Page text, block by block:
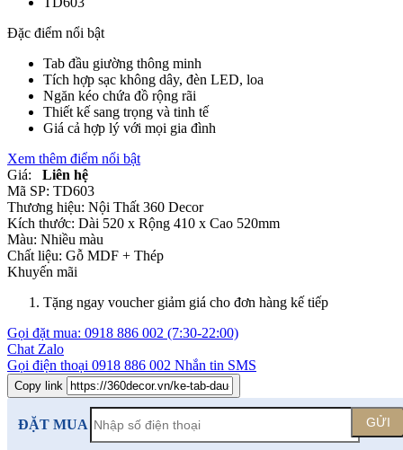
Đặc điểm nổi bật
Tab đầu giường thông minh
Tích hợp sạc không dây, đèn LED, loa
Ngăn kéo chứa đồ rộng rãi
Thiết kế sang trọng và tinh tế
Giá cả hợp lý với mọi gia đình
Xem thêm điểm nổi bật
Giá:
Liên hệ
Mã SP: TD603
Thương hiệu: Nội Thất 360 Decor
Kích thước: Dài 520 x Rộng 410 x Cao 520mm
Màu: Nhiều màu
Chất liệu: Gỗ MDF + Thép
Khuyến mãi
Tặng ngay voucher giảm giá cho đơn hàng kế tiếp
Gọi đặt mua: 0918 886 002 (7:30-22:00)
Chat Zalo
Gọi điện thoại 0918 886 002 Nhắn tin SMS
Copy link
ĐẶT MUA GỬI